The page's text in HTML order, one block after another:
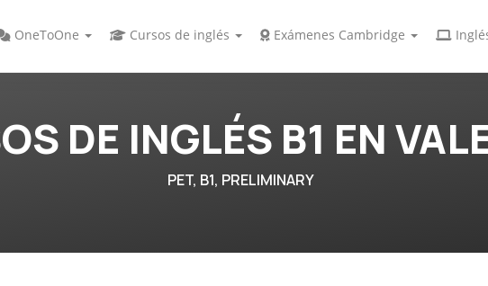
OneToOne Cursos de inglés Exámenes Cambridge
DE INGLÉS B1 EN
PET, B1, PRELIMINARY